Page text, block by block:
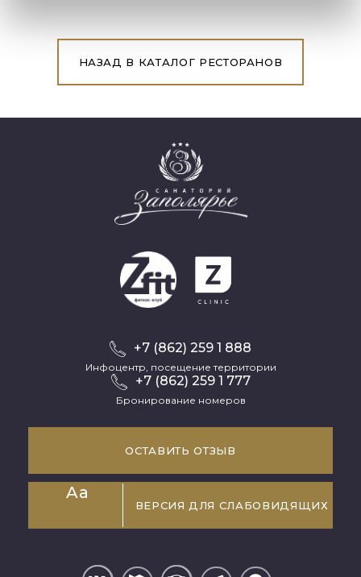
НАЗАД В КАТАЛОГ РЕСТОРАНОВ
+7 (862) 259 1 888
Инфоцентр, посещение территории
+7 (862) 259 1 777
Бронирование номеров
ОСТАВИТЬ ОТЗЫВ
Aa
ВЕРСИЯ ДЛЯ СЛАБОВИДЯЩИХ